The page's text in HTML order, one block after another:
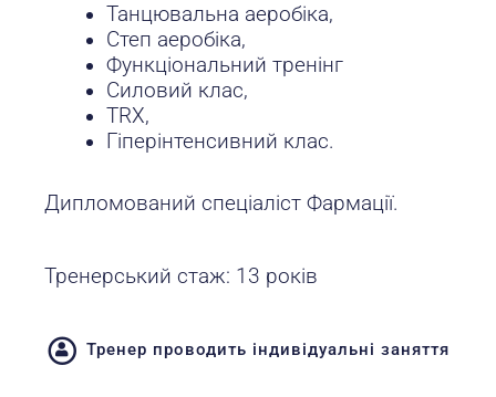
Танцювальна аеробіка,
Степ аеробіка,
Функціональний тренінг
Силовий клас,
TRX,
Гіперінтенсивний клас.
Дипломований спеціаліст Фармації.
Тренерський стаж: 13 років
Тренер проводить індивідуальні заняття